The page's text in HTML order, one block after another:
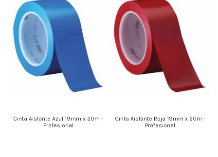
Cinta Aislante Azul 19mm x 20m -
Profesional
Cinta Aislante Roja 19mm x 20m -
Profesional